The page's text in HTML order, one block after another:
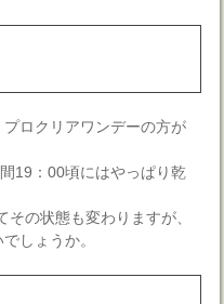
ロクリアワンデーの方が
19：00頃にはやっぱり乾
の状態も変わりますが、
しょうか。